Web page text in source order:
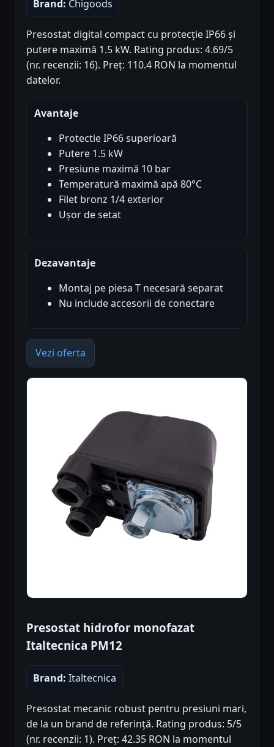
Brand: Chigoods
Presostat digital compact cu protecție IP66 și
putere maximă 1.5 kW. Rating produs: 4.69/5
(nr. recenzii: 16). Preț: 110.4 RON la momentul
datelor.
Avantaje
Protectie IP66 superioară
Putere 1.5 kW
Presiune maximă 10 bar
Temperatură maximă apă 80°C
Filet bronz 1/4 exterior
Ușor de setat
Dezavantaje
Montaj pe piesa T necesară separat
Nu include accesorii de conectare
Vezi oferta
Presostat hidrofor monofazat
Italtecnica PM12
Brand: Italtecnica
Presostat mecanic robust pentru presiuni mari,
de la un brand de referință. Rating produs: 5/5
(nr. recenzii: 1). Preț: 42.35 RON la momentul